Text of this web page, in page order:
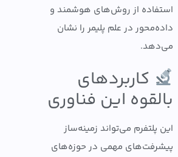
از روش‌های هوشمند و
در علم پلیمر را نشان
کاربردهای
این فناوری
می‌تواند زمینه‌ساز
مهمی در حوزه‌های